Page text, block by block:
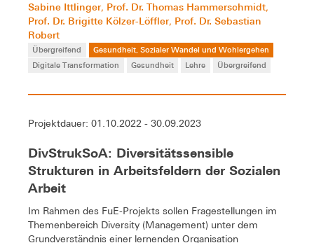
Sabine Ittlinger, Prof. Dr. Thomas Hammerschmidt,
Prof. Dr. Brigitte Kölzer-Löffler, Prof. Dr. Sebastian
Robert
Übergreifend
Gesundheit, Sozialer Wandel und Wohlergehen
Digitale Transformation
Gesundheit Lehre Übergreifend
Projektdauer: 01.10.2022 - 30.09.2023
DivStrukSoA: Diversitätssensible
Strukturen in Arbeitsfeldern der Sozialen
Arbeit
Im Rahmen des FuE-Projekts sollen Fragestellungen im
Themenbereich Diversity (Management) unter dem
Grundverständnis einer lernenden Organisation